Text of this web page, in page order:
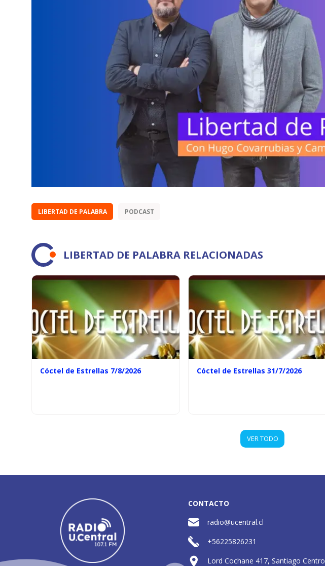
LIBERTAD DE PALABRA PODCAST
LIBERTAD DE PALABRA RELACIONADAS
Cóctel de Estrellas 7/8/2026 Cóctel de Estrellas 31/7/2026
VER TODO
CONTACTO
radio@ucentral.cl
+56225826231
Lord Cochane 417, Santiago Centro